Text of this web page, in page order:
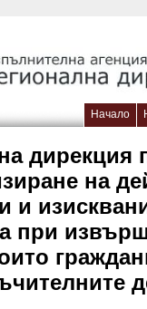
Начало
дирекция
на
и
при